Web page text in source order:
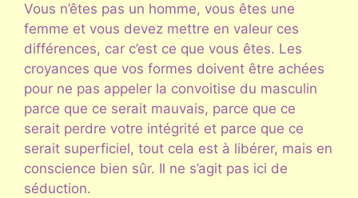
Vous n’êtes pas un homme, vous êtes une
femme et vous devez mettre en valeur ces
différences, car c’est ce que vous êtes. Les
croyances que vos formes doivent être achées
pour ne pas appeler la convoitise du masculin
parce que ce serait mauvais, parce que ce
serait perdre votre intégrité et parce que ce
serait superficiel, tout cela est à libérer, mais en
conscience bien sûr. Il ne s’agit pas ici de
séduction.